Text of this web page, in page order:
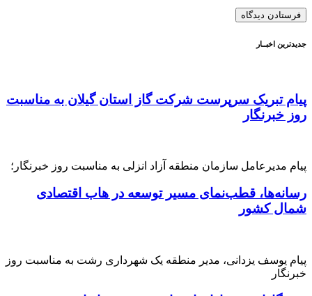
جدیدترین اخبــار
پیام تبریک سرپرست شرکت گاز استان گیلان به مناسبت
روز خبرنگار
پیام مدیرعامل سازمان منطقه آزاد انزلی به مناسبت روز خبرنگار؛
رسانه‌ها، قطب‌نمای مسیر توسعه در هاب اقتصادی
شمال كشور
پیام یوسف یزدانی، مدیر منطقه یک شهرداری رشت به مناسبت روز
خبرنگار